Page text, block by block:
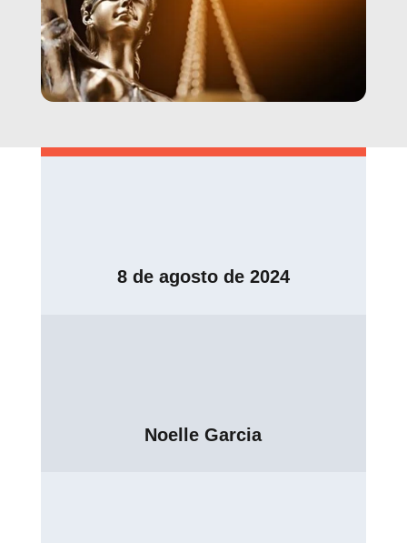
8 de agosto de 2024
Noelle Garcia